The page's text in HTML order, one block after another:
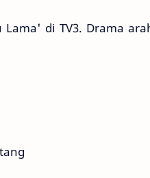
di TV3. Drama